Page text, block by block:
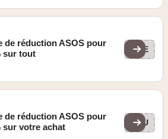
de réduction ASOS pour
sur tout
TRE
de réduction ASOS pour
sur votre achat
STU